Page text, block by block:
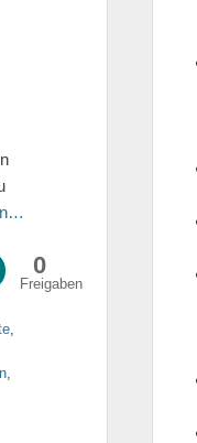
0
Freigaben
,
,